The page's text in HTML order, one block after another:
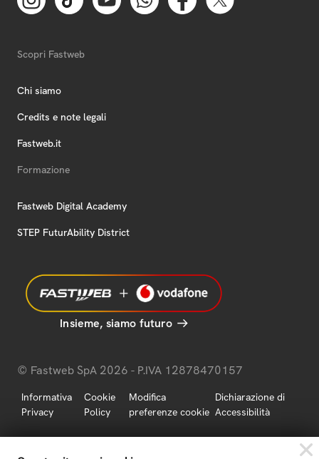
Scopri Fastweb
Chi siamo
Credits e note legali
Fastweb.it
Formazione
Fastweb Digital Academy
STEP FuturAbility District
Insieme, siamo futuro
© Fastweb SpA 2026 - P.IVA 12878470157
Informativa
Privacy
Cookie
Policy
Modifica
preferenze cookie
Dichiarazione di
Accessibilità